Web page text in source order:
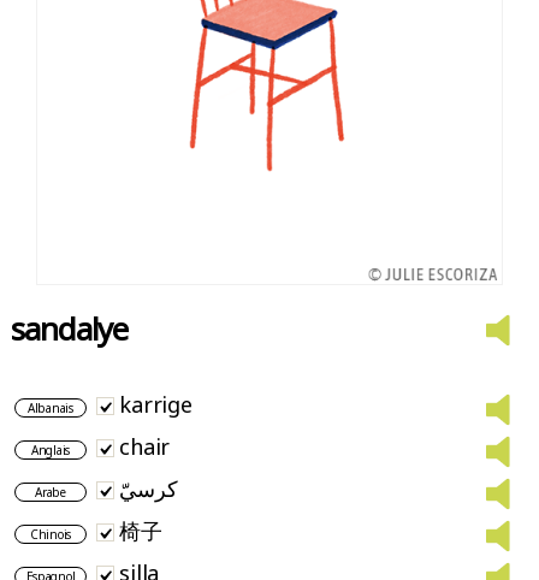
sandalye
Albanais karrige
Anglais chair
Arabe كرسيّ
Chinois 椅子
silla